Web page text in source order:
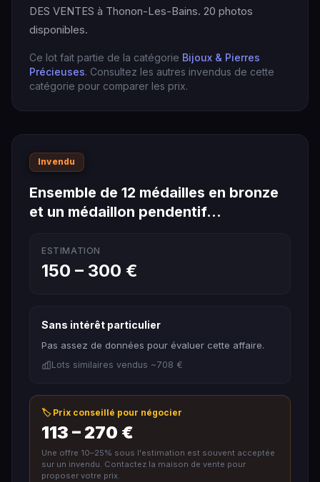
DES VENTES à Thonon-Les-Bains. 20 photos
disponibles.
Ce lot fait partie de la catégorie Bijoux & Pierres
Précieuses. Consultez les autres invendus de cette
catégorie pour comparer les prix.
Invendu
Ensemble de 12 médailles en bronze
et un médaillon pendentif…
ESTIMATION
150 – 300 €
Sans intérêt particulier
Pas assez de données pour évaluer cette affaire.
Lots similaires vendus ~708 €
🏷️ Prix conseillé pour négocier
113 – 270 €
Une offre 10–25% sous l'estimation est souvent acceptée
sur un invendu. Contactez la maison de vente pour
proposer votre prix.